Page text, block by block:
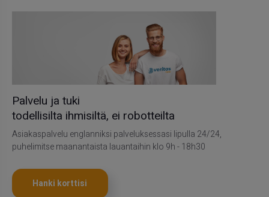
Palvelu ja tuki
todellisilta ihmisiltä, ei robotteilta
Asiakaspalvelu englanniksi palveluksessasi lipulla 24/24,
puhelimitse maanantaista lauantaihin klo 9h - 18h30
Hanki korttisi